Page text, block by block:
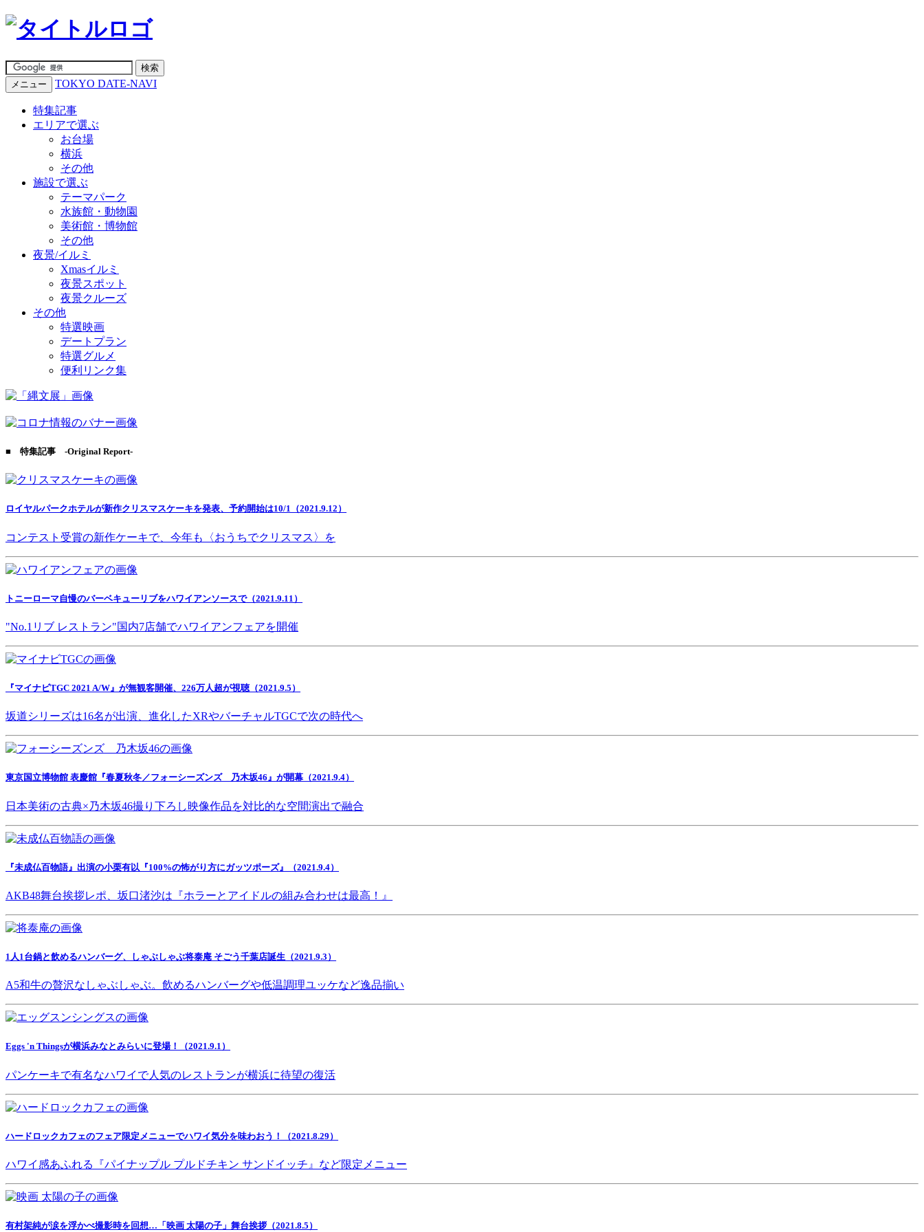
メニュー TOKYO DATE-NAVI
特集記事
エリアで選ぶ
お台場
横浜
その他
施設で選ぶ
テーマパーク
水族館・動物園
美術館・博物館
その他
夜景/イルミ
Xmasイルミ
夜景スポット
夜景クルーズ
その他
特選映画
デートプラン
特選グルメ
便利リンク集
■ 特集記事 -Original Report-
ロイヤルパークホテルが新作クリスマスケーキを発表、予約開始は10/1（2021.9.12）
コンテスト受賞の新作ケーキで、今年も〈おうちでクリスマス〉を
トニーローマ自慢のバーベキューリブをハワイアンソースで（2021.9.11）
"No.1リブ レストラン"国内7店舗でハワイアンフェアを開催
『マイナビTGC 2021 A/W』が無観客開催、226万人超が視聴（2021.9.5）
坂道シリーズは16名が出演、進化したXRやバーチャルTGCで次の時代へ
東京国立博物館 表慶館『春夏秋冬／フォーシーズンズ 乃木坂46』が開幕（2021.9.4）
日本美術の古典×乃木坂46撮り下ろし映像作品を対比的な空間演出で融合
『未成仏百物語』出演の小栗有以『100%の怖がり方にガッツポーズ』（2021.9.4）
AKB48舞台挨拶レポ、坂口渚沙は『ホラーとアイドルの組み合わせは最高！』
1人1台鍋と飲めるハンバーグ、しゃぶしゃぶ将泰庵 そごう千葉店誕生（2021.9.3）
A5和牛の贅沢なしゃぶしゃぶ。飲めるハンバーグや低温調理ユッケなど逸品揃い
Eggs 'n Thingsが横浜みなとみらいに登場！（2021.9.1）
パンケーキで有名なハワイで人気のレストランが横浜に待望の復活
ハードロックカフェのフェア限定メニューでハワイ気分を味わおう！（2021.8.29）
ハワイ感あふれる『パイナップル プルドチキン サンドイッチ』など限定メニュー
有村架純が涙を浮かべ撮影時を回想…「映画 太陽の子」舞台挨拶（2021.8.5）